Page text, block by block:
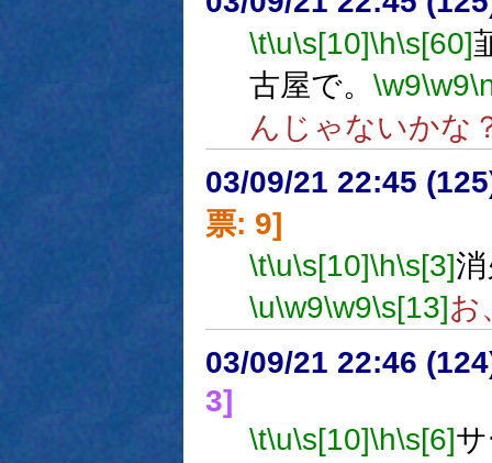
\t\u\s[10]\h\s[60]
古屋で。 \w9\w9
んじゃないかな
03/09/21 22:45
票: 9]
\t\u\s[10]\h\s[3]
\u\w9\w9\s[13]お
03/09/21 22:46
3]
\t\u\s[10]\h\s[6]